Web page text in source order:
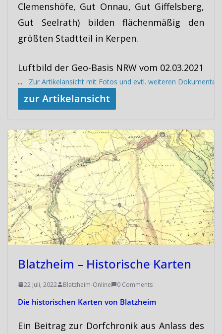
Clemenshöfe, Gut Onnau, Gut Giffelsberg,
Gut Seelrath) bilden flächenmäßig den
größten Stadtteil in Kerpen.
Luftbild der Geo-Basis NRW vom 02.03.2021
...Zur Artikelansicht mit Fotos und evtl. weiteren Dokumenten
zur Artikelansicht
Blatzheim – Historische Karten
22 Juli, 2022 Blatzheim-Online 0 Comments
Die historischen Karten von Blatzheim
Ein Beitrag zur Dorfchronik aus Anlass des